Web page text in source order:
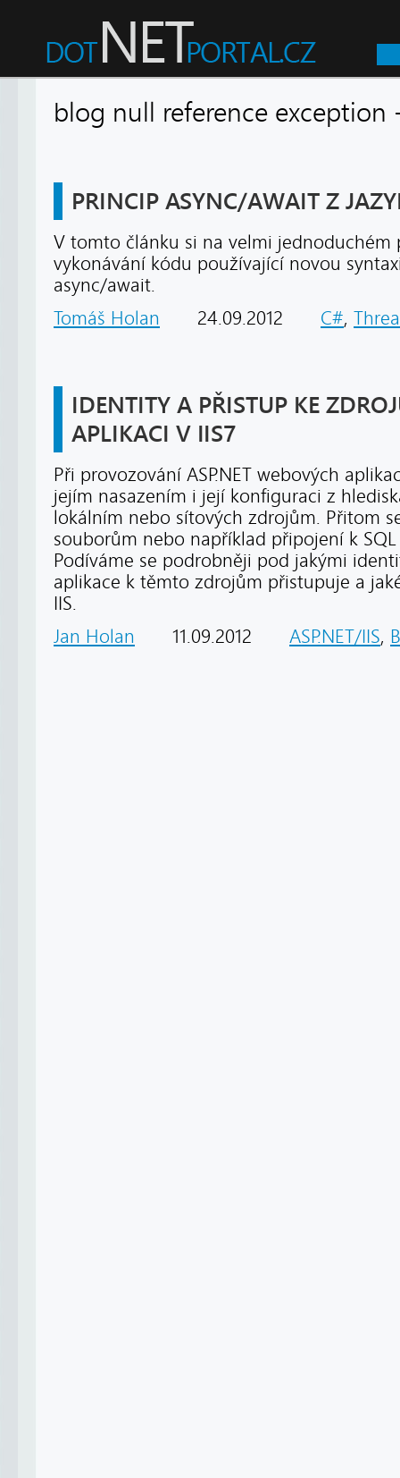
blog null reference
PRINCIP ASYNC/AWAIT Z
V tomto článku si na velmi jednoduchém
vykonávání kódu používající novou
async/await.
Tomáš Holan
24.09.2012 C#,
IDENTITY A PŘISTUP KE
APLIKACI V IIS7
Při provozování ASP.NET webových
jejím nasazením i její konfiguraci z
lokálním nebo sítových zdrojům. Přitom
souborům nebo například připojení k
Podíváme se podrobněji pod jakými
aplikace k těmto zdrojům přistupuje a
IIS.
Jan Holan
11.09.2012 ASP.NET/IIS,